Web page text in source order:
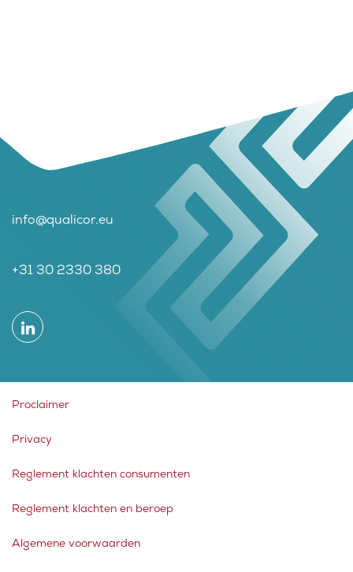
info@qualicor.eu
+31 30 2330 380
Proclaimer
Privacy
Reglement klachten consumenten
Reglement klachten en beroep
Algemene voorwaarden